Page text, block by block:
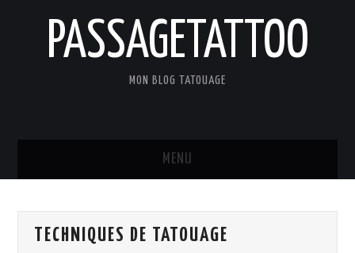
PASSAGETATTOO
MON BLOG TATOUAGE
MENU
BLOG
TECHNIQUES DE TATOUAGE